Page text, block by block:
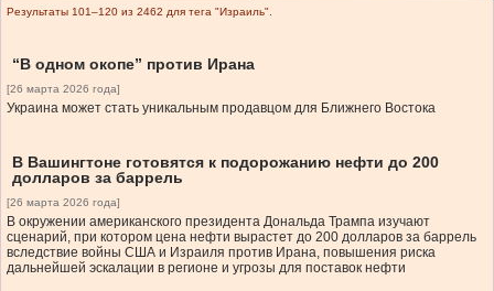
Результаты 101–120 из 2462 для тега "Израиль".
“В одном окопе” против Ирана
[26 марта 2026 года]
Украина может стать уникальным продавцом для Ближнего Востока
В Вашингтоне готовятся к подорожанию нефти до 200
долларов за баррель
[26 марта 2026 года]
В окружении американского президента Дональда Трампа изучают
сценарий, при котором цена нефти вырастет до 200 долларов за баррель
вследствие войны США и Израиля против Ирана, повышения риска
дальнейшей эскалации в регионе и угрозы для поставок нефти